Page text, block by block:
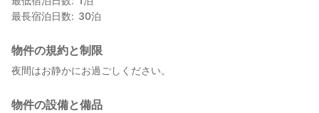
最長宿泊日数
30泊
物件の規約と制限
夜間はお静かにお過ごしください。
物件の設備と備品